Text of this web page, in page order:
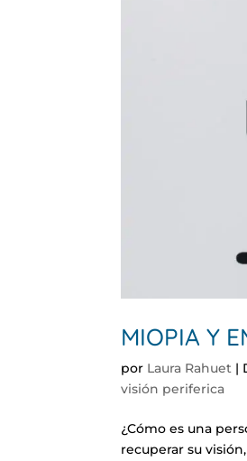
MIOPIA Y
por Laura Rahuet |
visión periferica
¿Cómo es una
recuperar su